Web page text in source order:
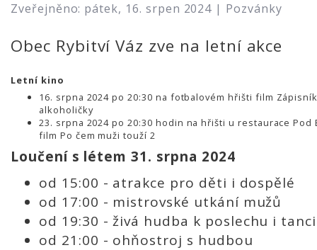
Zveřejněno: pátek, 16. srpen 2024 | Pozvánky
Obec Rybitví Váz zve na letní akce
Letní kino
16. srpna 2024 po 20:30 na fotbalovém hřišti film
alkoholičky
23. srpna 2024 po 20:30 hodin na hřišti u restaurace Pod
film Po čem muži touží 2
Loučení s létem 31. srpna 2024
od 15:00 - atrakce pro děti i dospělé
od 17:00 - mistrovské utkání mužů
od 19:30 - živá hudba k poslechu i tanci
od 21:00 - ohňostroj s hudbou